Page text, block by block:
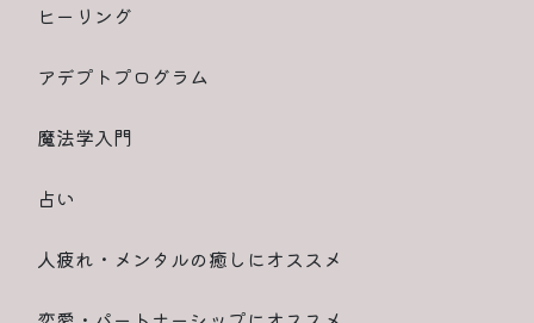
ヒーリング
アデプトプログラム
魔法学入門
占い
人疲れ・メンタルの癒しにオススメ